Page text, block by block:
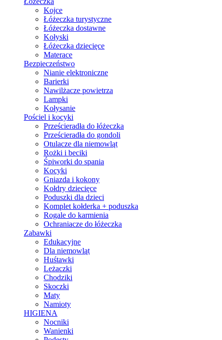
Kojce
Łóżeczka turystyczne
Łóżeczka dostawne
Kołyski
Łóżeczka dziecięce
Materace
Bezpieczeństwo
Nianie elektroniczne
Barierki
Nawilżacze powietrza
Lampki
Kołysanie
Pościel i kocyki
Prześcieradła do łóżeczka
Prześcieradła do gondoli
Otulacze dla niemowląt
Rożki i beciki
Śpiworki do spania
Kocyki
Gniazda i kokony
Kołdry dziecięce
Poduszki dla dzieci
Komplet kołderka + poduszka
Rogale do karmienia
Ochraniacze do łóżeczka
Zabawki
Edukacyjne
Dla niemowląt
Huśtawki
Leżaczki
Chodziki
Skoczki
Maty
Namioty
HIGIENA
Nocniki
Wanienki